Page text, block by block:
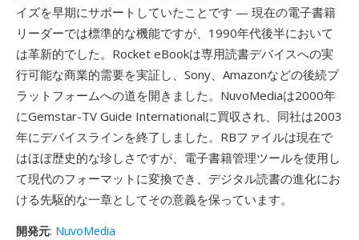
イズを早期にサポートしていたことです — 現在の電子書籍
リーダーでは標準的な機能ですが、1990年代後半において
は革新的でした。Rocket eBookは専用読書デバイスへの実
行可能な商業的需要を実証し、Sony、Amazonなどの後続プ
ラットフォームへの道を開きました。NuvoMediaは2000年
にGemstar-TV Guide Internationalに買収され、同社は2003
年にデバイスラインを終了しました。RBファイルは現在で
はほぼ歴史的な珍しさですが、電子書籍管理ツールを使用し
て現代のフォーマットに変換でき、デジタル読書の進化にお
ける先駆的な一章としてその意義を保っています。
開発元: NuvoMedia